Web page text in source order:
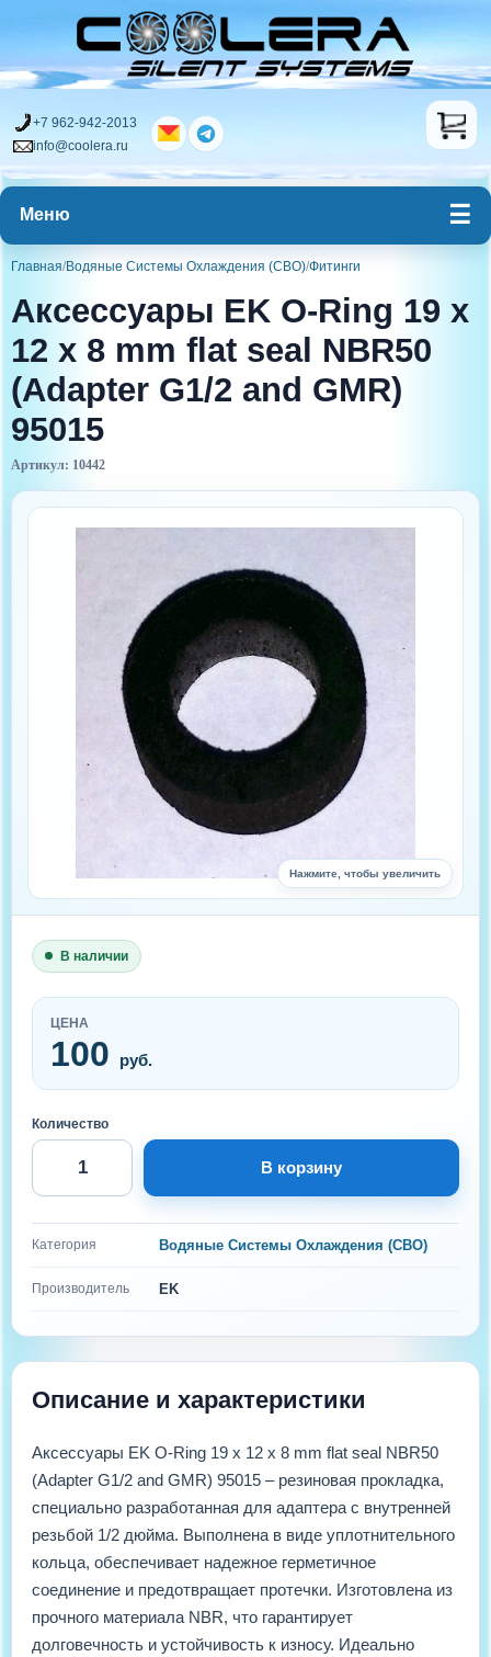
+7 962-942-2013
info@coolera.ru
Меню
Главная/Водяные Системы Охлаждения (СВО)/Фитинги
Аксессуары EK O-Ring 19 x
12 x 8 mm flat seal NBR50
(Adapter G1/2 and GMR)
95015
Артикул: 10442
Нажмите, чтобы увеличить
В наличии
ЦЕНА
100 руб.
Количество
В корзину
Категория Водяные Системы Охлаждения (СВО)
Производитель EK
Описание и характеристики
Аксессуары EK O-Ring 19 x 12 x 8 mm flat seal NBR50
(Adapter G1/2 and GMR) 95015 – резиновая прокладка,
специально разработанная для адаптера с внутренней
резьбой 1/2 дюйма. Выполнена в виде уплотнительного
кольца, обеспечивает надежное герметичное
соединение и предотвращает протечки. Изготовлена из
прочного материала NBR, что гарантирует
долговечность и устойчивость к износу. Идеально